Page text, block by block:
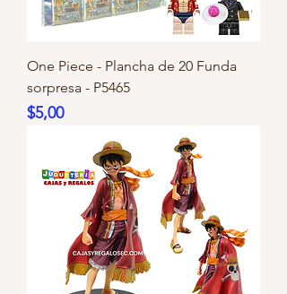
One Piece - Plancha de 20 Funda
sorpresa - P5465
Precio
$5,00